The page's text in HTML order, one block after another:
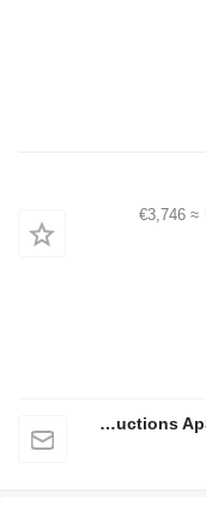
≈ €3,746
Fymas Auctions ApS – visit the auction fymasauctions.dk